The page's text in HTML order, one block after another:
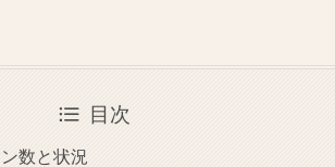
目次
数と状況